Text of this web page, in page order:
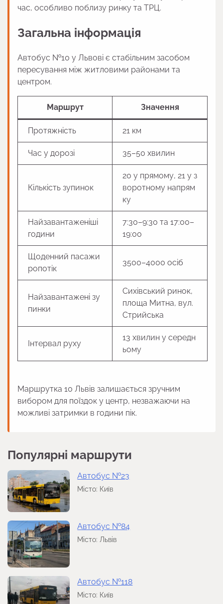
час, особливо поблизу ринку та ТРЦ.
Загальна інформація
Автобус №10 у Львові є стабільним засобом
пересування між житловими районами та
центром.
Маршрут Значення
Протяжність 21 км
Час у дорозі 35–50 хвилин
Кількість зупинок
20 у прямому, 21 у з
воротному напрям
ку
Найзавантаженіші
години
7:30–9:30 та 17:00–
19:00
Щоденний пасажи
ропотік
3500–4000 осіб
Найзавантажені зу
пинки
Сихівський ринок,
площа Митна, вул.
Стрийська
Інтервал руху
13 хвилин у середн
ьому
Маршрутка 10 Львів залишається зручним
вибором для поїздок у центр, незважаючи на
можливі затримки в години пік.
Популярні маршрути
Автобус №23
Місто: Київ
Автобус №84
Місто: Львів
Автобус №118
Місто: Київ